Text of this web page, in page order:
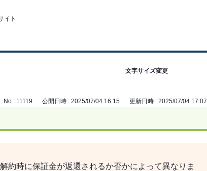
文字サイズ変更
No : 11119 公開日時 : 2025/07/04 16:15 更新日時 : 2025/07/04 17:07
約時に保証金が返還されるか否かによって異なりま